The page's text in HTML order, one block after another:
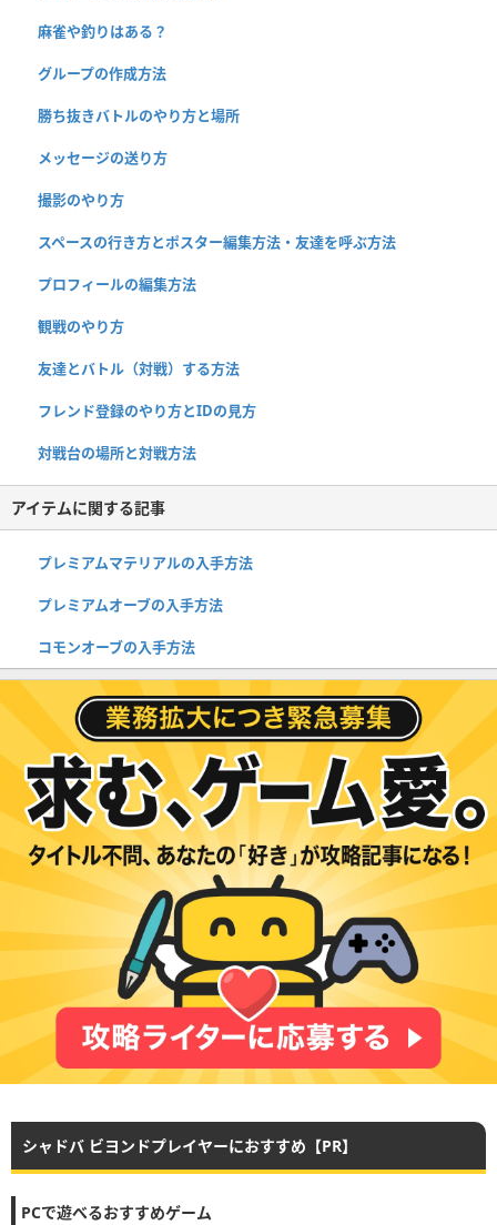
麻雀や釣りはある？
グループの作成方法
勝ち抜きバトルのやり方と場所
メッセージの送り方
撮影のやり方
スペースの行き方とポスター編集方法・友達を呼ぶ方法
プロフィールの編集方法
観戦のやり方
友達とバトル（対戦）する方法
フレンド登録のやり方とIDの見方
対戦台の場所と対戦方法
アイテムに関する記事
プレミアムマテリアルの入手方法
プレミアムオーブの入手方法
コモンオーブの入手方法
シャドバ ビヨンドプレイヤーにおすすめ【PR】
PCで遊べるおすすめゲーム